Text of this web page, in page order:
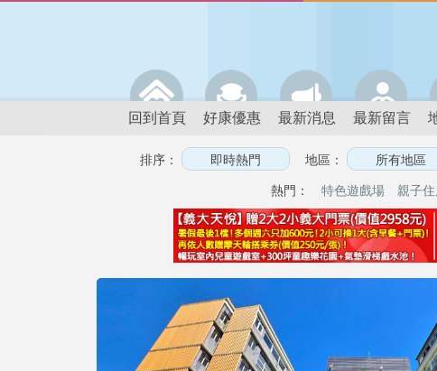
回到首頁 好康優惠 最新消息 最新留言
排序： 地區：
熱門： 特色遊戲場 親子